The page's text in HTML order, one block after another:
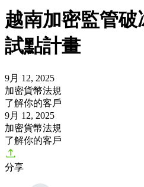
越南加密監管
試點計畫
9月 12, 2025
加密貨幣法規
了解你的客戶
9月 12, 2025
加密貨幣法規
了解你的客戶
分享